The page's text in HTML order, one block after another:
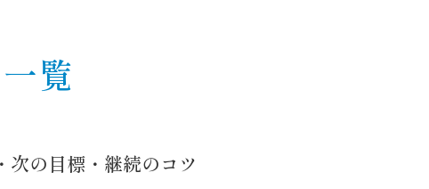
覧
次の目標・継続のコツ